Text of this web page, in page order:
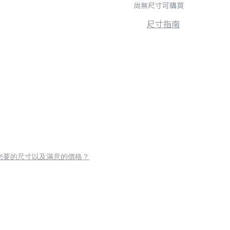
尚無尺寸可購買
尺寸指南
要的尺寸以及滿意的價格？